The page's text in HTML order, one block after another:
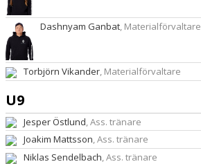
Dashnyam Ganbat, Materialförvaltare
Torbjörn Vikander, Materialförvaltare
U9
Jesper Östlund, Ass. tränare
Joakim Mattsson, Ass. tränare
Niklas Sendelbach, Ass. tränare